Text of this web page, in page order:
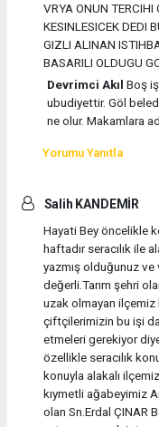
VRYA ONUN
KESINLESICEK DEDI
GIZLI ALINAN
BASARILI OLDUGU
Devrimci Akıl Boş
ubudiyettir. Göl
ne olur. Makamlara
Yorumu Yanıtla
Salih KANDEMİR
Hayati Bey öncelikle
haftadır seracılık ile
yazmış olduğunuz
değerli.Tarım şehri
uzak olmayan ilçemiz
çiftçilerimizin bu işi
etmeleri gerekiyor
özellikle seracılık
konuyla alakalı
kıymetli ağabeyimiz
olan Sn.Erdal ÇINAR